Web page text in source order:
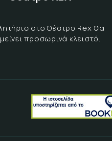
στο Θέατρο Rex θα
προσωρινά κλειστό.